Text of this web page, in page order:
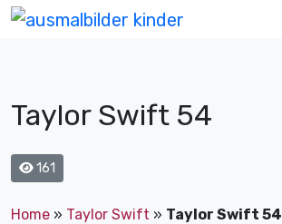
Taylor Swift 54
161
Home » Taylor Swift » Taylor Swift 54